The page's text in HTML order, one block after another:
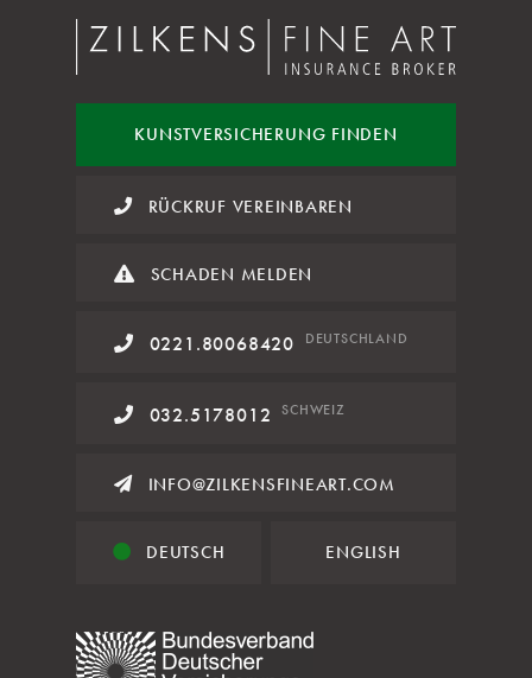
KUNSTVERSICHERUNG FINDEN
RÜCKRUF VEREINBAREN
SCHADEN MELDEN
0221.80068420 DEUTSCHLAND
032.5178012 SCHWEIZ
INFO@ZILKENSFINEART.COM
DEUTSCH ENGLISH